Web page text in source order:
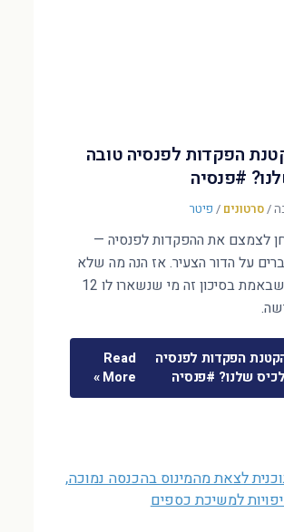
הפקדות לפנסיה טובה
#פנסיה
/סרטונים / פיטר
לצמצם את ההפקדות לפנסיה —
על הדור הצעיר. אז הנה מה שלא
נאמר: מי שבאמת בסיכון זה מי שנשארו לו 12
הפקדות לפנסיה
שלנו? #פנסיה
Read
More »